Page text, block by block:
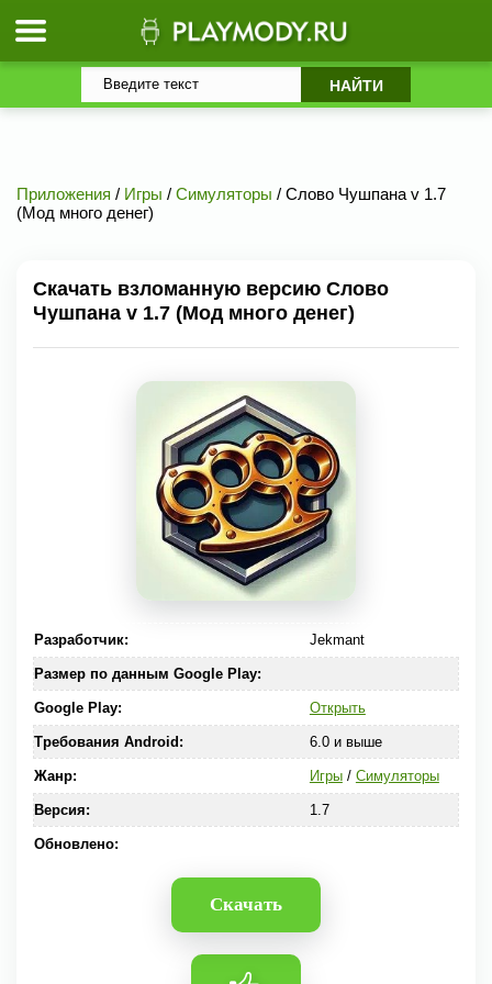
Приложения / Игры / Симуляторы / Слово Чушпана v 1.7
(Мод много денег)
Скачать взломанную версию Слово
Чушпана v 1.7 (Мод много денег)
Разработчик: Jekmant
Размер по данным Google Play:
Google Play: Открыть
Требования Android: 6.0 и выше
Жанр: Игры/ Симуляторы
Версия: 1.7
Обновлено:
Скачать